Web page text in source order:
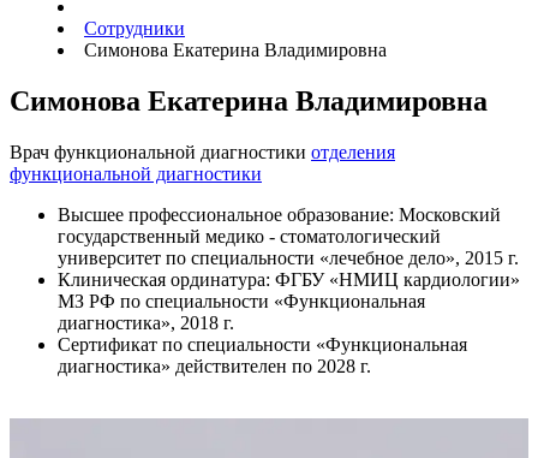
Сотрудники
Симонова Екатерина Владимировна
Симонова Екатерина Владимировна
Врач функциональной диагностики отделения
функциональной диагностики
Высшее профессиональное образование: Московский
государственный медико - стоматологический
университет по специальности «лечебное дело», 2015 г.
Клиническая ординатура: ФГБУ «НМИЦ кардиологии»
МЗ РФ по специальности «Функциональная
диагностика», 2018 г.
Сертификат по специальности «Функциональная
диагностика» действителен по 2028 г.